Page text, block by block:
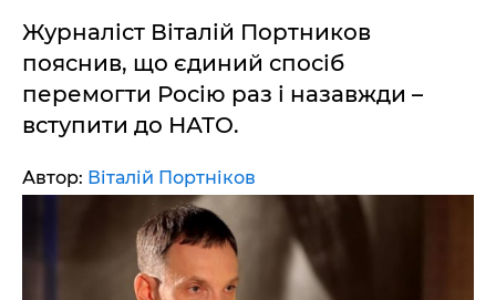
Журналіст Віталій Портников
пояснив, що єдиний спосіб
перемогти Росію раз і назавжди –
вступити до НАТО.
Автор: Віталій Портніков